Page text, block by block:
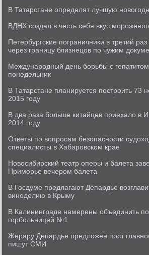
В Татарстане определят лучшую
ВДНХ создал в честь себя вкус
Петербургские пограничники в третий
через границу близнецов по чужим
Международный день борьбы с
понедельник
В Татарстане планируется построить 73
2015 году
В два раза больше китайцев приехало в
2014 году
Ответы по вопросам безопасности
специалисты в Хабаровском крае
Новосибирский театр оперы и балета
Приморье вечером балета
В Госдуме предлагают Депардье
виноделию в Крыму
В Калининграде намерены объединить
горбольницей №1
Жерару Депардье предложен пост
пишут СМИ